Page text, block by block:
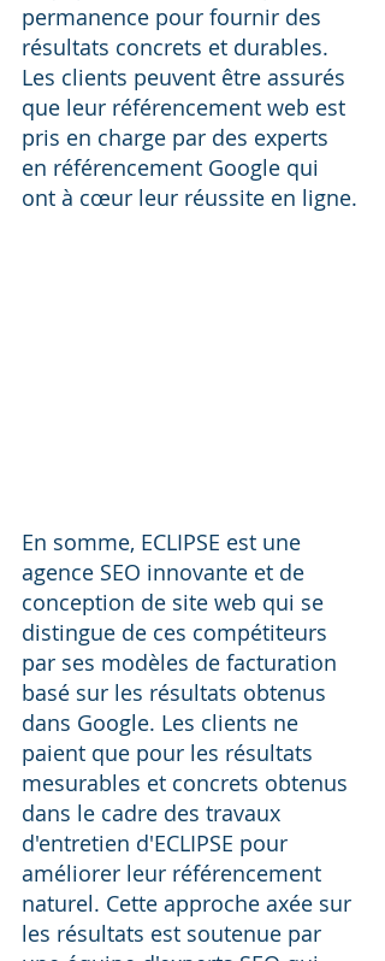
permanence pour fournir des
résultats concrets et durables.
Les clients peuvent être assurés
que leur référencement web est
pris en charge par des experts
en référencement Google qui
ont à cœur leur réussite en ligne.
En somme, ECLIPSE est une
agence SEO innovante et de
conception de site web qui se
distingue de ces compétiteurs
par ses modèles de facturation
basé sur les résultats obtenus
dans Google. Les clients ne
paient que pour les résultats
mesurables et concrets obtenus
dans le cadre des travaux
d'entretien d'ECLIPSE pour
améliorer leur référencement
naturel. Cette approche axée sur
les résultats est soutenue par